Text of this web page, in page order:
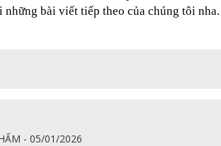
bài viết tiếp theo của chúng tôi nha.
- 05/01/2026